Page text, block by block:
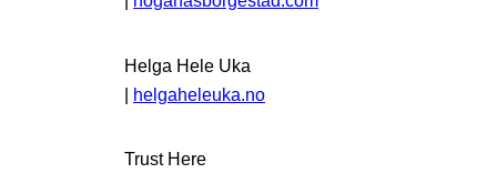
Helga Hele Uka
| helgaheleuka.no
Trust Here